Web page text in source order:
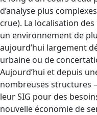
d’analyse plus
crue). La localisation
un environnement de
aujourd’hui largement
urbaine ou de
Aujourd’hui et depuis
nombreuses structures
leur SIG pour des
nouvelle économie de